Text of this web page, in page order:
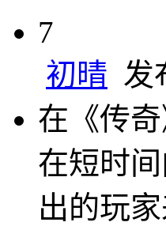
7
初晴 发
在《传
在短时
出的玩